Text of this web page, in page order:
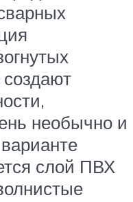
создают
необычно и
слой ПВХ